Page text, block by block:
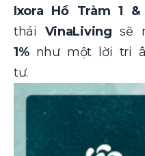
Ixora Hồ Tràm 1 &
thái VinaLiving sẽ
1%như một lời tri
tư.